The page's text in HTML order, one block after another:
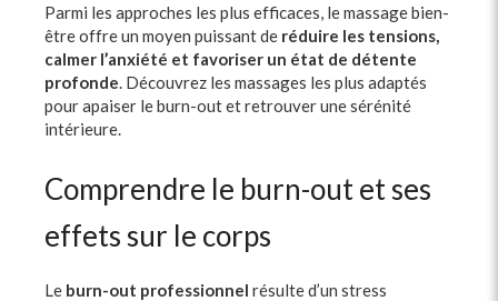
Parmi les approches les plus efficaces, le massage bien-
être offre un moyen puissant de réduire les tensions,
calmer l’anxiété et favoriser un état de détente
profonde . Découvrez les massages les plus adaptés
pour apaiser le burn-out et retrouver une sérénité
intérieure.
Comprendre le burn-out et ses
effets sur le corps
Le burn-out professionnel résulte d’un stress